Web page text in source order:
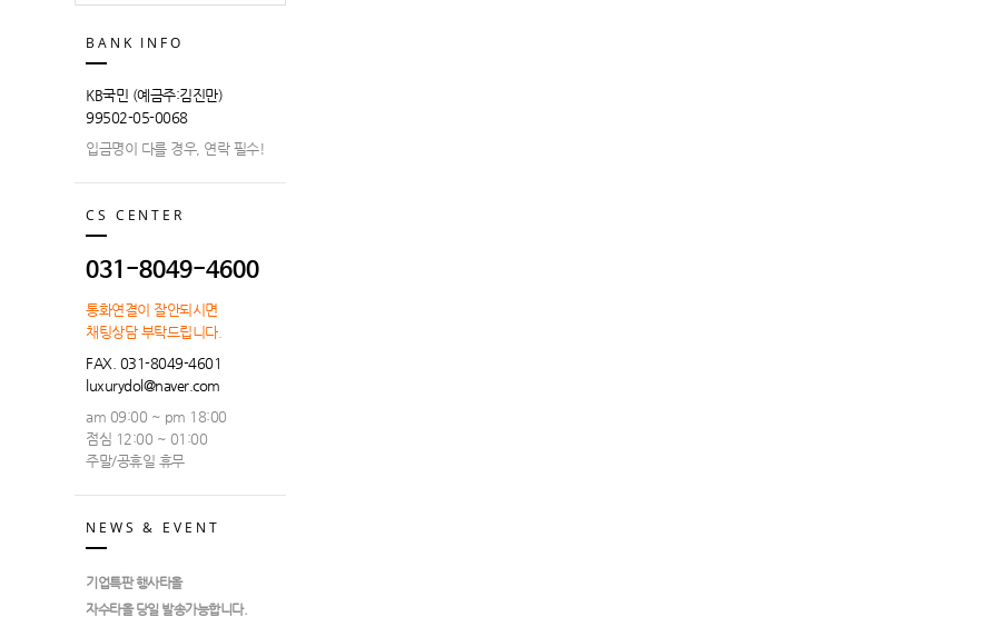
BANK INFO
KB국민 (예금주:김진만)
99502-05-0068
입금명이 다를 경우, 연락 필수!
CS CENTER
031-8049-4600
통화연결이 잘안되시면
채팅상담 부탁드립니다.
FAX. 031-8049-4601
luxurydol@naver.com
am 09:00 ~ pm 18:00
점심 12:00 ~ 01:00
주말/공휴일 휴무
NEWS & EVENT
기업특판 행사타올
자수타올 당일 발송가능합니다.